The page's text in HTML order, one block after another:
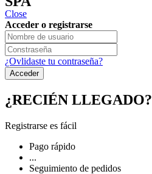
Close
Acceder o registrarse
¿Ovlidaste tu contraseña?
¿RECIÉN LLEGADO?
Registrarse es fácil
Pago rápido
...
Seguimiento de pedidos